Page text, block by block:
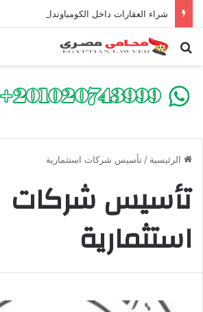
بحث عن
الرئيسية / تأسيس شركات استثمارية
تأسيس شركات
استثمارية